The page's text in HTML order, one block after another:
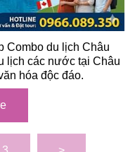
Combo du lịch Châu
lịch các nước tại Châu
hóa độc đáo.